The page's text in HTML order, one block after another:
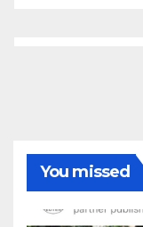
You missed